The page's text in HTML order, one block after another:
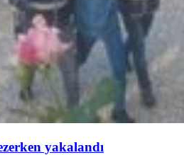
yakalandı